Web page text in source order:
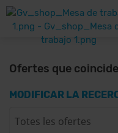
Ofertes que
MODIFICAR LA